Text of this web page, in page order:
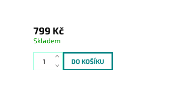
799 Kč
Skladem